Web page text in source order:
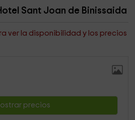
Sant Joan de Binissaida
ver la disponibilidad y los precios
precios